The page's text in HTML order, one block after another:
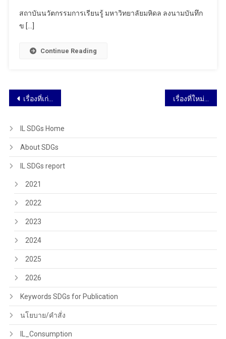
สถาบันนวัตกรรมการเรียนรู้ มหาวิทยาลัยมหิดล ลงนามบันทึก
ข […]
Continue Reading
เรื่องที่เก่ากว่า เรื่องที่ใหม่กว่า
IL SDGs Home
About SDGs
IL SDGs report
2021
2022
2023
2024
2025
2026
Keywords SDGs for Publication
นโยบาย/คำสั่ง
IL_Consumption